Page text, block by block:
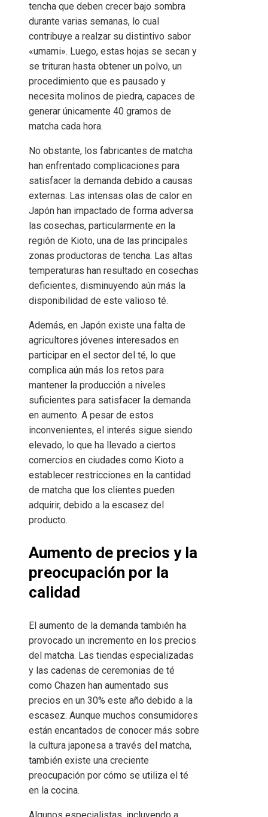
tencha que deben crecer bajo sombra
durante varias semanas, lo cual
contribuye a realzar su distintivo sabor
«umami». Luego, estas hojas se secan y
se trituran hasta obtener un polvo, un
procedimiento que es pausado y
necesita molinos de piedra, capaces de
generar únicamente 40 gramos de
matcha cada hora.
No obstante, los fabricantes de matcha
han enfrentado complicaciones para
satisfacer la demanda debido a causas
externas. Las intensas olas de calor en
Japón han impactado de forma adversa
las cosechas, particularmente en la
región de Kioto, una de las principales
zonas productoras de tencha. Las altas
temperaturas han resultado en cosechas
deficientes, disminuyendo aún más la
disponibilidad de este valioso té.
Además, en Japón existe una falta de
agricultores jóvenes interesados en
participar en el sector del té, lo que
complica aún más los retos para
mantener la producción a niveles
suficientes para satisfacer la demanda
en aumento. A pesar de estos
inconvenientes, el interés sigue siendo
elevado, lo que ha llevado a ciertos
comercios en ciudades como Kioto a
establecer restricciones en la cantidad
de matcha que los clientes pueden
adquirir, debido a la escasez del
producto.
Aumento de precios y la
preocupación por la
calidad
El aumento de la demanda también ha
provocado un incremento en los precios
del matcha. Las tiendas especializadas
y las cadenas de ceremonias de té
como Chazen han aumentado sus
precios en un 30% este año debido a la
escasez. Aunque muchos consumidores
están encantados de conocer más sobre
la cultura japonesa a través del matcha,
también existe una creciente
preocupación por cómo se utiliza el té
en la cocina.